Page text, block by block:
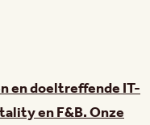
en doeltreffende IT-
en F&B. Onze